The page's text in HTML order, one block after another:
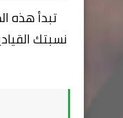
تبدأ هذه